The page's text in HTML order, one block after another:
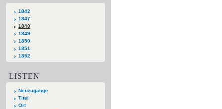
1842
1847
1848
1849
1850
1851
1852
LISTEN
Neuzugänge
Titel
Ort